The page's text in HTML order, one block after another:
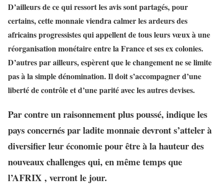
D’ailleurs de ce qui ressort les avis sont partagés, pour
certains, cette monnaie viendra calmer les ardeurs des
africains progressistes qui appellent de tous leurs vœux à une
réorganisation monétaire entre la France et ses ex colonies.
D’autres par ailleurs, espèrent que le changement ne se limite
pas à la simple dénomination. Il doit s’accompagner d’une
liberté de contrôle et d’une parité avec les autres devises.
Par contre un raisonnement plus poussé, indique les
pays concernés par ladite monnaie devront s’atteler à
diversifier leur économie pour être à la hauteur des
nouveaux challenges qui, en même temps que
l’AFRIX , verront le jour.